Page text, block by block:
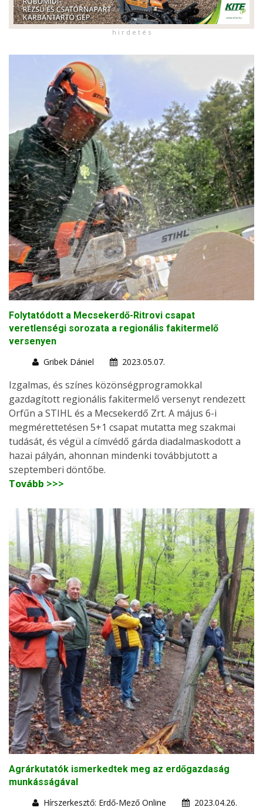
h i r d e t é s
Folytatódott a Mecsekerdő-Ritrovi csapat
veretlenségi sorozata a regionális fakitermelő
versenyen
Gribek Dániel
2023.05.07.
Izgalmas, és színes közönségprogramokkal
gazdagított regionális fakitermelő versenyt rendezett
Orfűn a STIHL és a Mecsekerdő Zrt. A május 6-i
megmérettetésen 5+1 csapat mutatta meg szakmai
tudását, és végül a címvédő gárda diadalmaskodott a
hazai pályán, ahonnan mindenki továbbjutott a
szeptemberi döntőbe.
Tovább >>>
Agrárkutatók ismerkedtek meg az erdőgazdaság
munkásságával
Hírszerkesztő: Erdő-Mező Online
2023.04.26.